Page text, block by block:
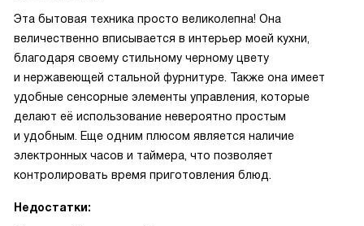
Эта бытовая техника просто великолепна! Она
величественно вписывается в интерьер моей кухни,
благодаря своему стильному черному цвету
и нержавеющей стальной фурнитуре. Также она имеет
удобные сенсорные элементы управления, которые
делают её использование невероятно простым
и удобным. Еще одним плюсом является наличие
электронных часов и таймера, что позволяет
контролировать время приготовления блюд.
Недостатки: